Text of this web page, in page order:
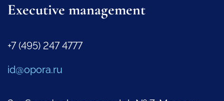
Executive management
+7 (495) 247 4777
id@opora.ru